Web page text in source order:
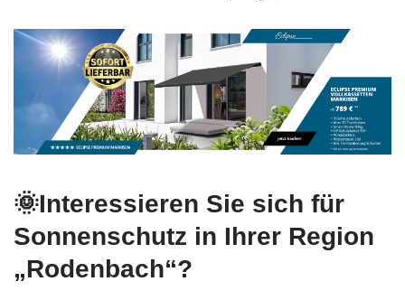
🌞Interessieren Sie sich für
Sonnenschutz in Ihrer Region
„Rodenbach“?